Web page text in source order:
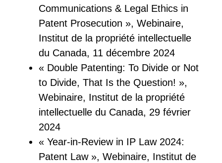
Communications & Legal Ethics in
Patent Prosecution », Webinaire,
Institut de la propriété intellectuelle
du Canada, 11 décembre 2024
« Double Patenting: To Divide or Not
to Divide, That Is the Question! »,
Webinaire, Institut de la propriété
intellectuelle du Canada, 29 février
2024
« Year-in-Review in IP Law 2024:
Patent Law », Webinaire, Institut de